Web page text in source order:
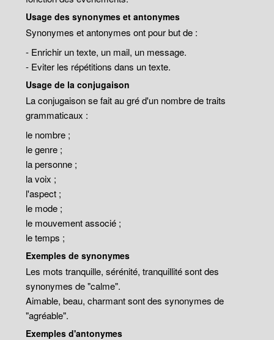
Usage des synonymes et antonymes
Synonymes et antonymes ont pour but de :
- Enrichir un texte, un mail, un message.
- Eviter les répétitions dans un texte.
Usage de la conjugaison
La conjugaison se fait au gré d'un nombre de traits
grammaticaux :
le nombre ;
le genre ;
la personne ;
la voix ;
l'aspect ;
le mode ;
le mouvement associé ;
le temps ;
Exemples de synonymes
Les mots tranquille, sérénité, tranquillité sont des
synonymes de "calme".
Aimable, beau, charmant sont des synonymes de
"agréable".
Exemples d'antonymes